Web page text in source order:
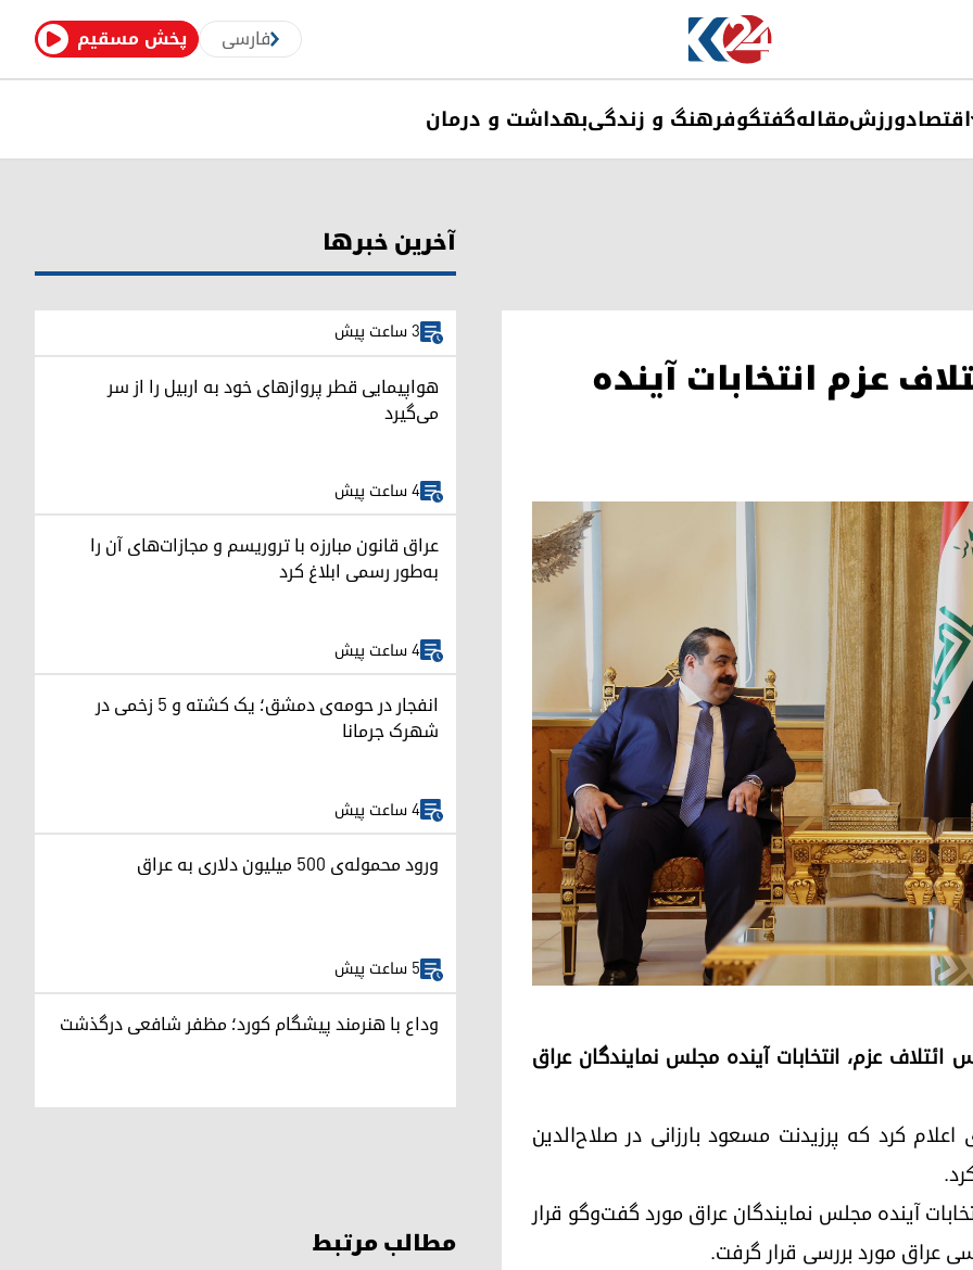
پخش مسقیم فارسی
اقتصادورزشمقالهگفتگوفرهنگ و زندگیبهداشت و درمان
عزم انتخابات آینده
و رئیس ائتلاف عزم، انتخابات آینده مجلس نمایندگان عراق
بیانیه‌ای اعلام کرد که پرزیدنت مسعود بارزانی در صلاح‌الدین
آینده مجلس نمایندگان عراق مورد گفت‌وگو قرار
عراق مورد بررسی قرار گرفت.
آخرین خبرها
3 ساعت پیش
هواپیمایی قطر پروازهای خود به اربیل را از سر
می‌گیرد
4 ساعت پیش
عراق قانون مبارزه با تروریسم و مجازات‌های آن را
به‌طور رسمی ابلاغ کرد
4 ساعت پیش
انفجار در حومه‌ی دمشق؛ یک کشته و ۵ زخمی در
شهرک جرمانا
4 ساعت پیش
ورود محموله‌ی ۵۰۰ میلیون دلاری به عراق
5 ساعت پیش
وداع با هنرمند پیشگام کورد؛ مظفر شافعی درگذشت
مطالب مرتبط